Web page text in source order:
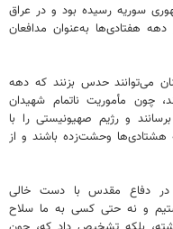
سوریه رسیده بود و در عراق
هفتادی‌ها به‌عنوان مدافعان
می‌توانند حدس بزنند که دهه
چون مأموریت ناتمام شهیدان
و رژیم صهیونیستی را با
هشتادی‌ها وحشت‌زده باشند و از
در دفاع مقدس با دست خالی
و نه حتی کسی به ما سلاح